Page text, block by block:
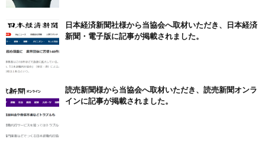
日本経済新聞社様から当協会へ取材いただき、日本経済
新聞・電子版に記事が掲載されました。
読売新聞様から当協会へ取材いただき、読売新聞オンラ
インに記事が掲載されました。